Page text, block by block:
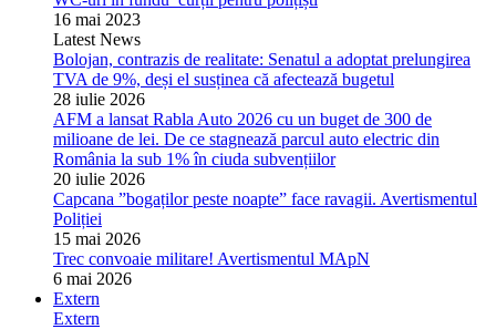
16 mai 2023
Latest News
Bolojan, contrazis de realitate: Senatul a adoptat prelungirea
TVA de 9%, deși el susținea că afectează bugetul
28 iulie 2026
AFM a lansat Rabla Auto 2026 cu un buget de 300 de
milioane de lei. De ce stagnează parcul auto electric din
România la sub 1% în ciuda subvențiilor
20 iulie 2026
Capcana ”bogaților peste noapte” face ravagii. Avertismentul
Poliției
15 mai 2026
Trec convoaie militare! Avertismentul MApN
6 mai 2026
Extern
Extern